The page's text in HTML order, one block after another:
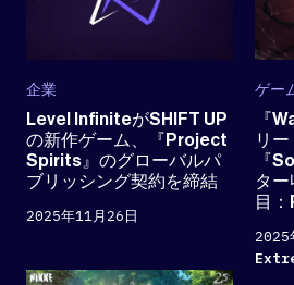
企業
Level InfiniteがSHIFT UP
の新作ゲーム、『Project
Spirits』のグローバルパ
ブリッシング契約を締結
2025年11月26日
ゲー
『
リ
『
タ
目
2025